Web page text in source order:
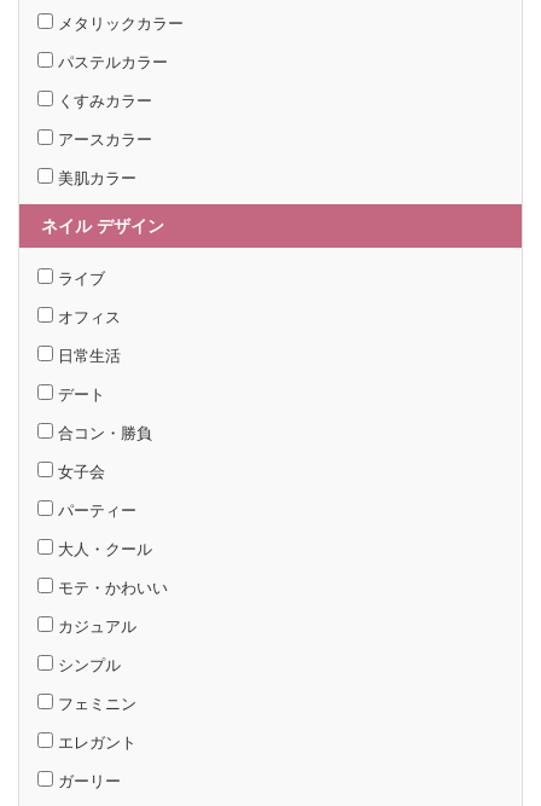
メタリックカラー
パステルカラー
くすみカラー
アースカラー
美肌カラー
ネイル デザイン
ライブ
オフィス
日常生活
デート
合コン・勝負
女子会
パーティー
大人・クール
モテ・かわいい
カジュアル
シンプル
フェミニン
エレガント
ガーリー